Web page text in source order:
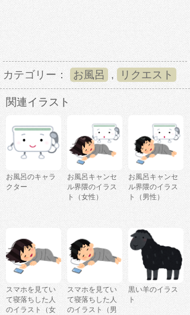
カテゴリー： お風呂 , リクエスト
関連イラスト
お風呂のキャラ
クター
お風呂キャンセ
ル界隈のイラス
ト（女性）
お風呂キャンセ
ル界隈のイラス
ト（男性）
スマホを見てい
て寝落ちした人
のイラスト（女
スマホを見てい
て寝落ちした人
のイラスト（男
黒い羊のイラス
ト